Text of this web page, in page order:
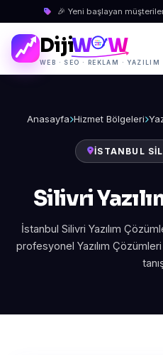
🎉 Yeni başlayan
DijiW W
WEB · SEO · REKLAM · YAZILIM
Anasayfa Hizmet Bölgeleri
İSTANBUL
Silivri
İstanbul Silivri Yazılım
profesyonel Yazılım